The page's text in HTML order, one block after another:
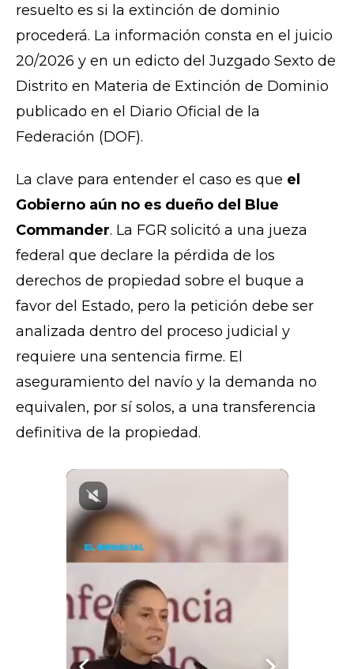
resuelto es si la extinción de dominio
procederá. La información consta en el juicio
20/2026 y en un edicto del Juzgado Sexto de
Distrito en Materia de Extinción de Dominio
publicado en el Diario Oficial de la
Federación (DOF).
La clave para entender el caso es que el
Gobierno aún no es dueño del Blue
Commander. La FGR solicitó a una jueza
federal que declare la pérdida de los
derechos de propiedad sobre el buque a
favor del Estado, pero la petición debe ser
analizada dentro del proceso judicial y
requiere una sentencia firme. El
aseguramiento del navío y la demanda no
equivalen, por sí solos, a una transferencia
definitiva de la propiedad.